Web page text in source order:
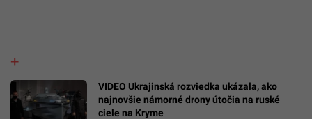
VIDEO Ukrajinská rozviedka ukázala, ako
najnovšie námorné drony útočia na ruské
ciele na Kryme